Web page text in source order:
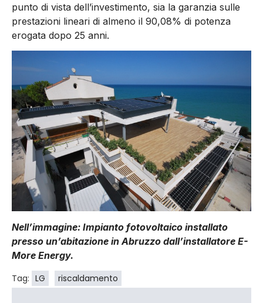
punto di vista dell’investimento, sia la garanzia sulle
prestazioni lineari di almeno il 90,08% di potenza
erogata dopo 25 anni.
Nell’immagine: Impianto fotovoltaico installato
presso un’abitazione in Abruzzo dall’installatore E-
More Energy.
Tag: LG riscaldamento